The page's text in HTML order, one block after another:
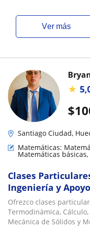
ver más
$
★
Santiago Ciudad,
Matemáticas:
Matemáticas
Clases
Ingeniería y
Civil
Ofrezco clases
Termodinámica,
Mecánica de Sólidos y